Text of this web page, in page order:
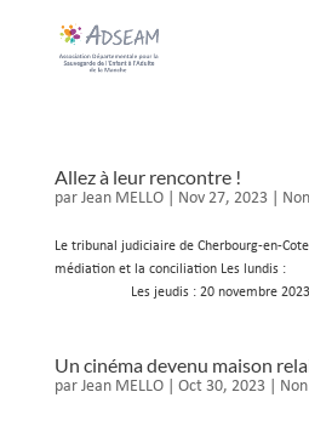
Allez à leur rencontre !
par Jean MELLO| Nov 27, 2023|
Le tribunal judiciaire de Cherbourg-en-
médiation et la
Les jeudis : 20
Un cinéma devenu maison
par Jean MELLO| Oct 30, 2023|